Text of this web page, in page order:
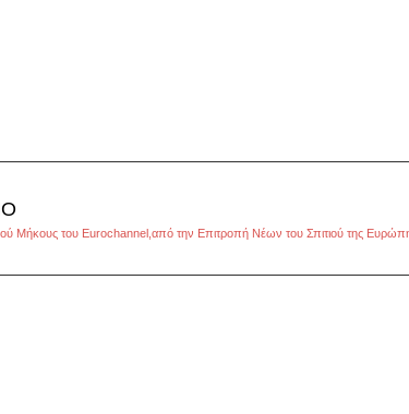
Μήκους του Eurochannel,από την Επιτροπή Νέων του Σπιτιού της